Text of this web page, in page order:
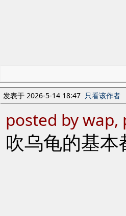
发表于 2026-5-14 18:47 只看该作者
posted by
吹乌龟的基